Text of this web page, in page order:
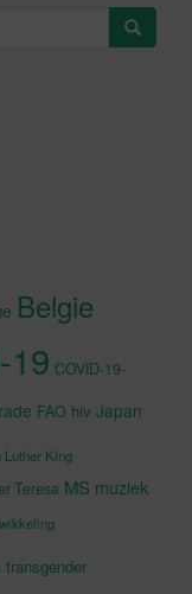
te
Belgie
19 COVID-19-
FAO hiv Japan
Luther King
Teresa MS muziek
transgender